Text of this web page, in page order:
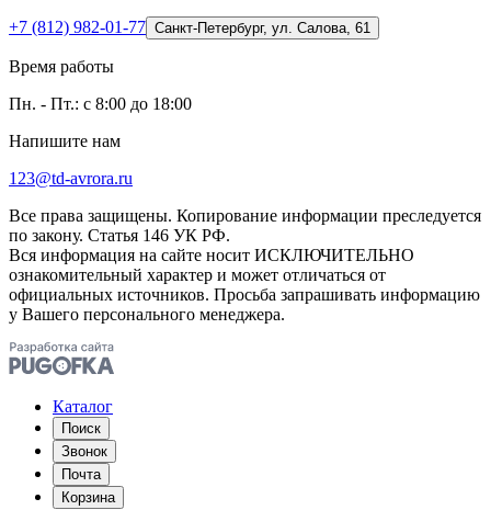
+7 (812) 982-01-77 Санкт-Петербург, ул. Салова, 61
Время работы
Пн. - Пт.: с 8:00 до 18:00
Напишите нам
123@td-avrora.ru
Все права защищены. Копирование информации преследуется
по закону. Статья 146 УК РФ.
Вся информация на сайте носит ИСКЛЮЧИТЕЛЬНО
ознакомительный характер и может отличаться от
официальных источников. Просьба запрашивать информацию
у Вашего персонального менеджера.
Каталог
Поиск
Звонок
Почта
Корзина